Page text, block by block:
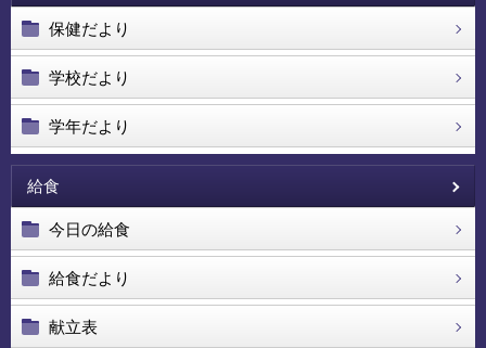
保健だより
学校だより
学年だより
給食
今日の給食
給食だより
献立表